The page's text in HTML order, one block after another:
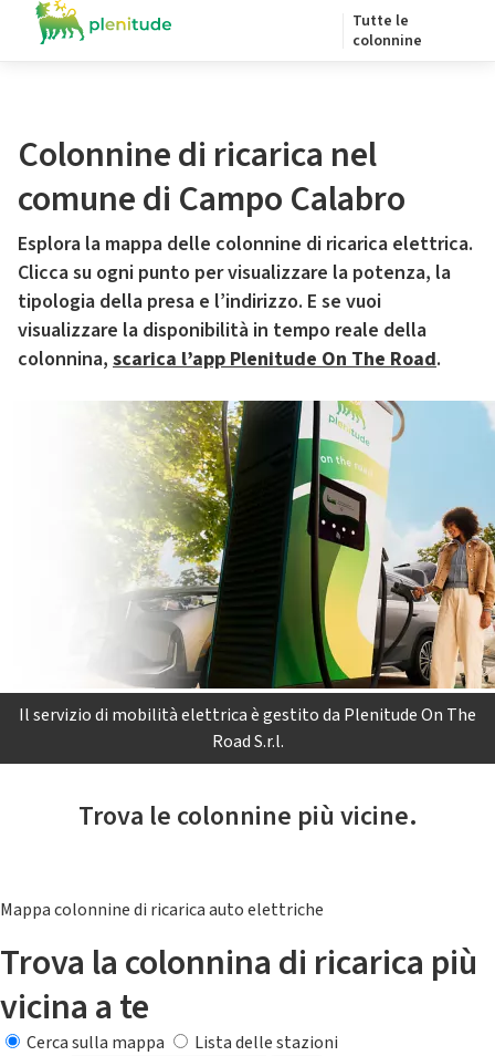
Tutte le
colonnine
Colonnine di ricarica nel
comune di Campo Calabro
Esplora la mappa delle colonnine di ricarica elettrica.
Clicca su ogni punto per visualizzare la potenza, la
tipologia della presa e l’indirizzo. E se vuoi
visualizzare la disponibilità in tempo reale della
colonnina, scarica l’app Plenitude On The Road.
Il servizio di mobilità elettrica è gestito da Plenitude On The
Road S.r.l.
Trova le colonnine più vicine.
Mappa colonnine di ricarica auto elettriche
Trova la colonnina di ricarica più
vicina a te
Cerca sulla mappa
Lista delle stazioni